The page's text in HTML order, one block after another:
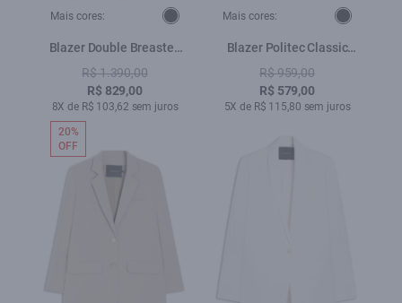
Mais cores:
Blazer Double Breasted
Ellus Preto
R$ 1.390,00
R$ 829,00
8X de R$ 103,62 sem juros
Mais cores:
Blazer Politec Classic
Preto
R$ 959,00
R$ 579,00
5X de R$ 115,80 sem juros
20%
OFF